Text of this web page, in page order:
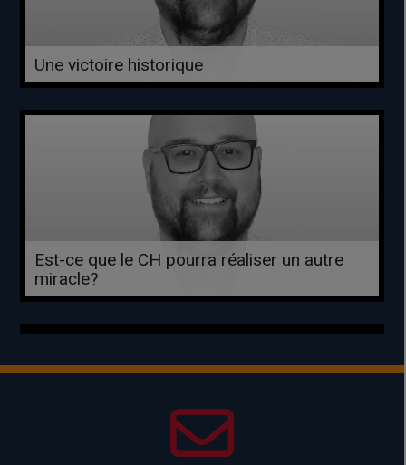
Une victoire historique
Est-ce que le CH pourra réaliser un autre
miracle?